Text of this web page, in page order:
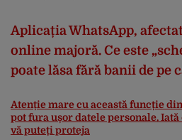
Aplicația WhatsApp,
online majoră. Ce este
poate lăsa fără banii de pe
Atenție mare cu această funcție
pot fura ușor datele personale.
vă puteți proteja